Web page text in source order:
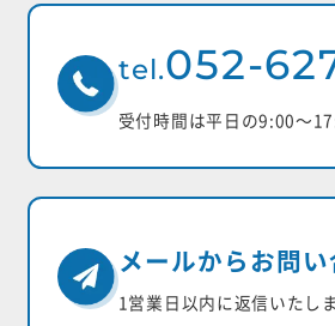
tel.052-
受付時間は平日の9:00〜
メールからお問
1営業日以内に返信いたし